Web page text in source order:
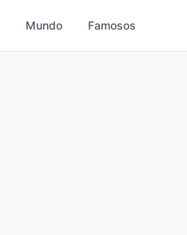
Mundo Famosos